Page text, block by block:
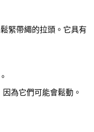
緊帶繩的拉頭。它具有
為它們可能會鬆動。